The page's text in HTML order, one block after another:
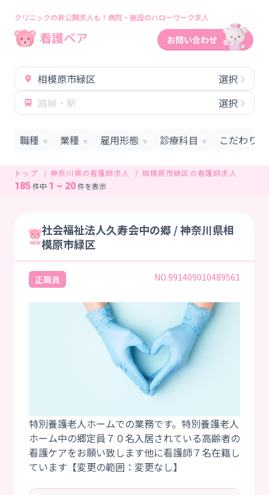
クリニックの非公開求人も！病院・施設のハローワーク求人
相模原市緑区
選択
路線・駅
選択
職種 ▼ 業種 ▼ 雇用形態 ▼ 診療科目 ▼ こだわり
トップ 神奈川県の看護師求人 相模原市緑区の看護師求人
185件中 1 ~ 20件を表示
社会福祉法人久寿会中の郷 / 神奈川県相
模原市緑区
正職員 NO.991409010489561
特別養護老人ホームでの業務です。特別養護老人
ホーム中の郷定員７０名入居されている高齢者の
看護ケアをお願い致します他に看護師７名在籍し